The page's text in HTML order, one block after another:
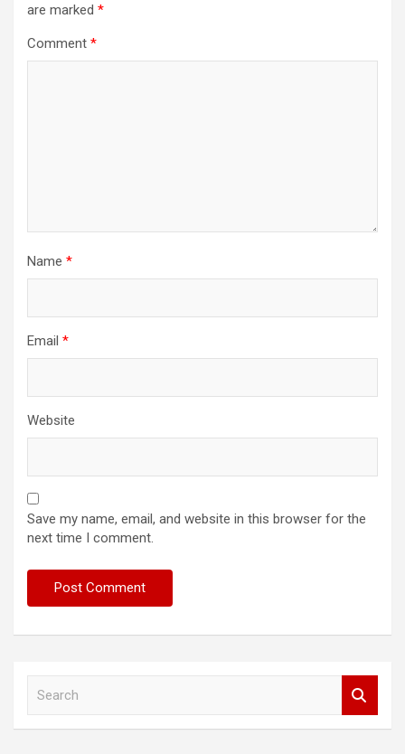
are marked *
Comment *
Name *
Email *
Website
Save my name, email, and website in this browser for the
next time I comment.